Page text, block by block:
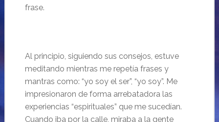
frase.
Al principio, siguiendo sus consejos, estuve
meditando mientras me repetía frases y
mantras como: “yo soy el ser”, “yo soy”. Me
impresionaron de forma arrebatadora las
experiencias “espirituales” que me sucedían.
Cuando iba por la calle, miraba a la gente